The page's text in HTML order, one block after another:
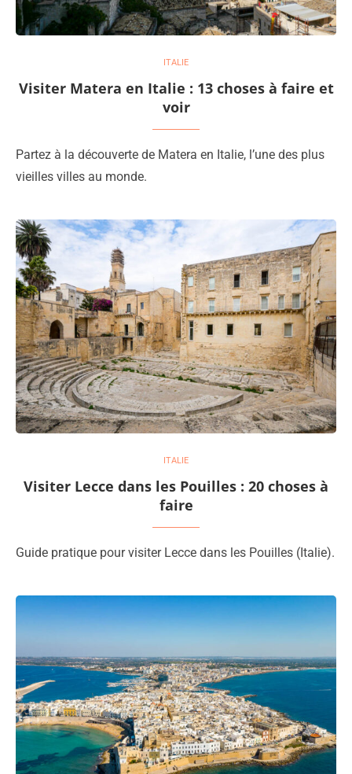
ITALIE
Visiter Matera en Italie : 13 choses à faire et
voir
Partez à la découverte de Matera en Italie, l’une des plus
vieilles villes au monde.
ITALIE
Visiter Lecce dans les Pouilles : 20 choses à
faire
Guide pratique pour visiter Lecce dans les Pouilles (Italie).